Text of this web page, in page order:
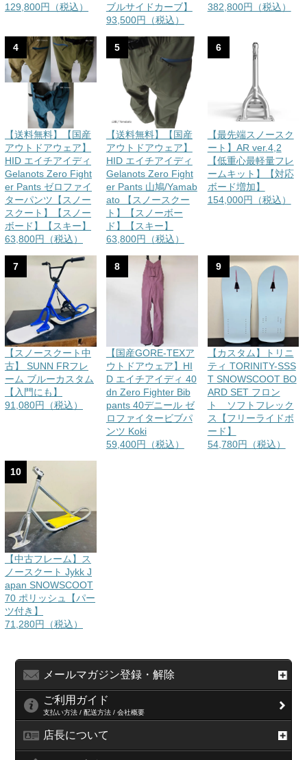
129,800円（税込）
ブルサイドカーブ】
93,500円（税込）
382,800円（税込）
4
【送料無料】【国産
アウトドアウェア】
HID エイチアイディ
Gelanots Zero Fight
er Pants ゼロファイ
ターパンツ【スノー
スクート】【スノー
ボード】【スキー】
63,800円（税込）
5
【送料無料】【国産
アウトドアウェア】
HID エイチアイディ
Gelanots Zero Fight
er Pants 山鳩/Yamab
ato 【スノースクー
ト】【スノーボー
ド】【スキー】
63,800円（税込）
6
【最先端スノースク
ート】AR ver.4,2
【低重心最軽量フレ
ームキット】【対応
ボード増加】
154,000円（税込）
7
【スノースクート中
古】 SUNN FRフレ
ーム ブルーカスタム
【入門にも】
91,080円（税込）
8
【国産GORE-TEXア
ウトドアウェア】HI
D エイチアイディ 40
dn Zero Fighter Bib
pants 40デニール ゼ
ロファイタービブパ
ンツ Koki
59,400円（税込）
9
【カスタム】トリニ
ティ TORINITY-SSS
T SNOWSCOOT BO
ARD SET フロン
ト ソフトフレック
ス【フリーライドボ
ード】
54,780円（税込）
10
【中古フレーム】ス
ノースクート Jykk J
apan SNOWSCOOT
70 ポリッシュ【パー
ツ付き】
71,280円（税込）
メールマガジン登録・解除
ご利用ガイド
支払い方法 / 配送方法 / 会社概要
店長について